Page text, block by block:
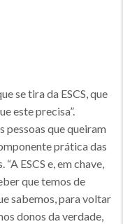
se tira da ESCS, que
este precisa”.
pessoas que queiram
prática das
ESCS e, em chave,
que temos de
sabemos, para voltar
donos da verdade,